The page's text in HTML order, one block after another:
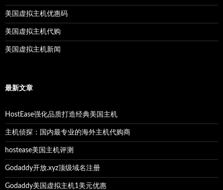
美国虚拟主机优惠码
美国虚拟主机代购
美国虚拟主机新闻
最新文章
HostEase强化品质打造经典美国主机
主机侦探：国内最专业的海外主机代购商
hostease美国主机评测
Godaddy开放.xyz顶级域名注册
Godaddy美国虚拟主机1美元优惠